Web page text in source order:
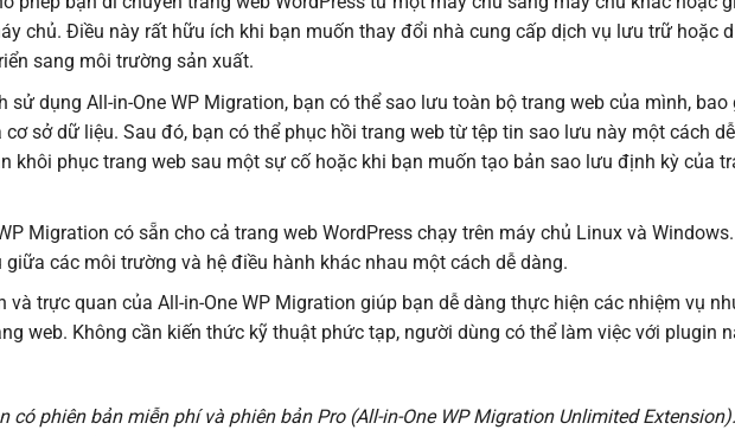
chủ. Điều này rất hữu ích khi bạn muốn thay đổi nhà cung cấp dịch vụ lưu trữ hoặc
sang môi trường sản xuất.
sử dụng All-in-One WP Migration, bạn có thể sao lưu toàn bộ trang web của mình, bao
sở dữ liệu. Sau đó, bạn có thể phục hồi trang web từ tệp tin sao lưu này một cách
khôi phục trang web sau một sự cố hoặc khi bạn muốn tạo bản sao lưu định kỳ của
Migration có sẵn cho cả trang web WordPress chạy trên máy chủ Linux và
các môi trường và hệ điều hành khác nhau một cách dễ dàng.
và trực quan của All-in-One WP Migration giúp bạn dễ dàng thực hiện các nhiệm vụ
web. Không cần kiến thức kỹ thuật phức tạp, người dùng có thể làm việc với plugin
có phiên bản miễn phí và phiên bản Pro (All-in-One WP Migration Unlimited